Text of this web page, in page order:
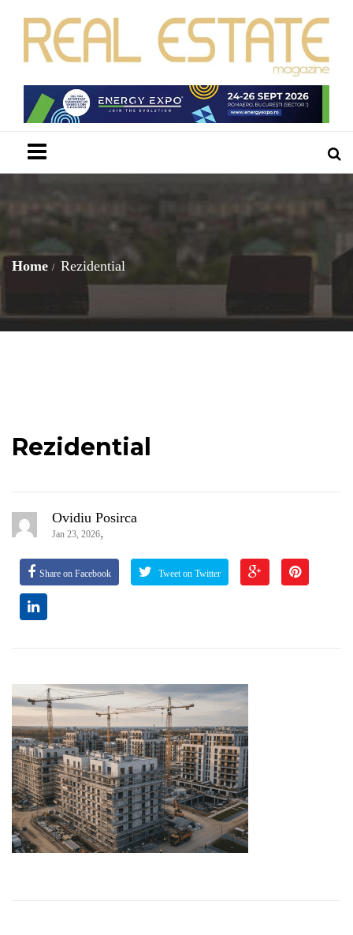
Home Rezidential
Rezidential
Ovidiu Posirca
Jan 23, 2026,
Share on Facebook Tweet on Twitter